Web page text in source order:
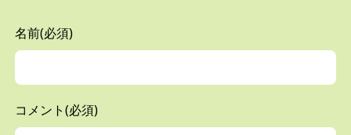
名前(必須)
コメント(必須)